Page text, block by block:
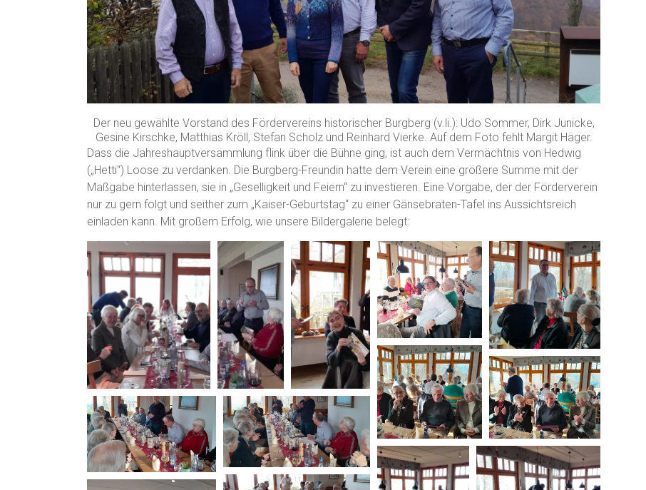
Der neu gewählte Vorstand des Fördervereins historischer Burgberg (v.li.): Udo Sommer, Dirk Junicke,
Gesine Kirschke, Matthias Kröll, Stefan Scholz und Reinhard Vierke. Auf dem Foto fehlt Margit Häger.
Dass die Jahreshauptversammlung flink über die Bühne ging, ist auch dem Vermächtnis von Hedwig
(„Hetti“) Loose zu verdanken. Die Burgberg-Freundin hatte dem Verein eine größere Summe mit der
Maßgabe hinterlassen, sie in „Geselligkeit und Feiern“ zu investieren. Eine Vorgabe, der der Förderverein
nur zu gern folgt und seither zum „Kaiser-Geburtstag“ zu einer Gänsebraten-Tafel ins Aussichtsreich
einladen kann. Mit großem Erfolg, wie unsere Bildergalerie belegt: